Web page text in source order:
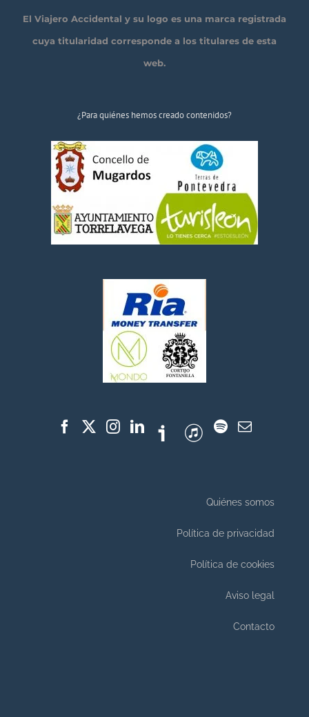
El Viajero Accidental y su logo es una marca registrada
cuya titularidad corresponde a los titulares de esta
web.
¿Para quiénes hemos creado contenidos?
Quiénes somos
Política de privacidad
Política de cookies
Aviso legal
Contacto